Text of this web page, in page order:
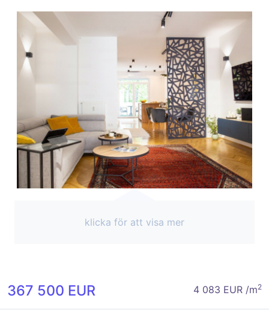
klicka för att visa mer
367 500 EUR 4 083 EUR /m2